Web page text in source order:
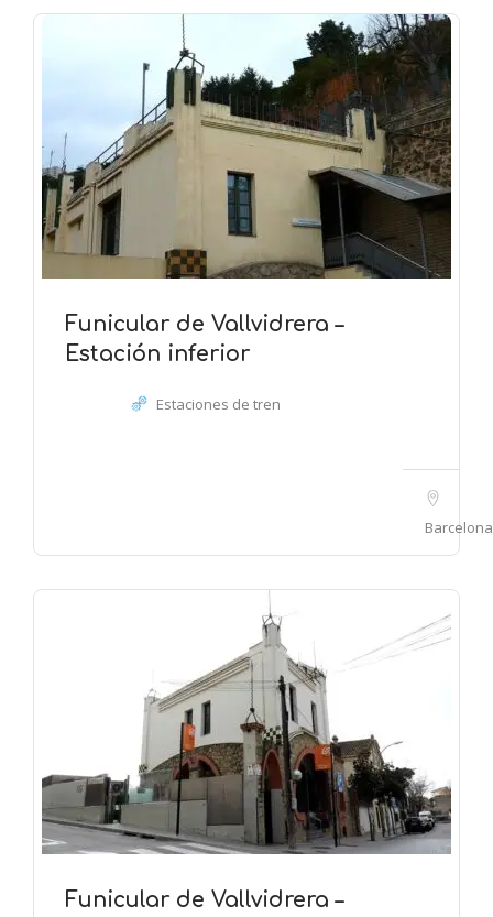
Funicular de Vallvidrera –
Estación inferior
Estaciones de tren
Barcelona
Funicular de Vallvidrera –